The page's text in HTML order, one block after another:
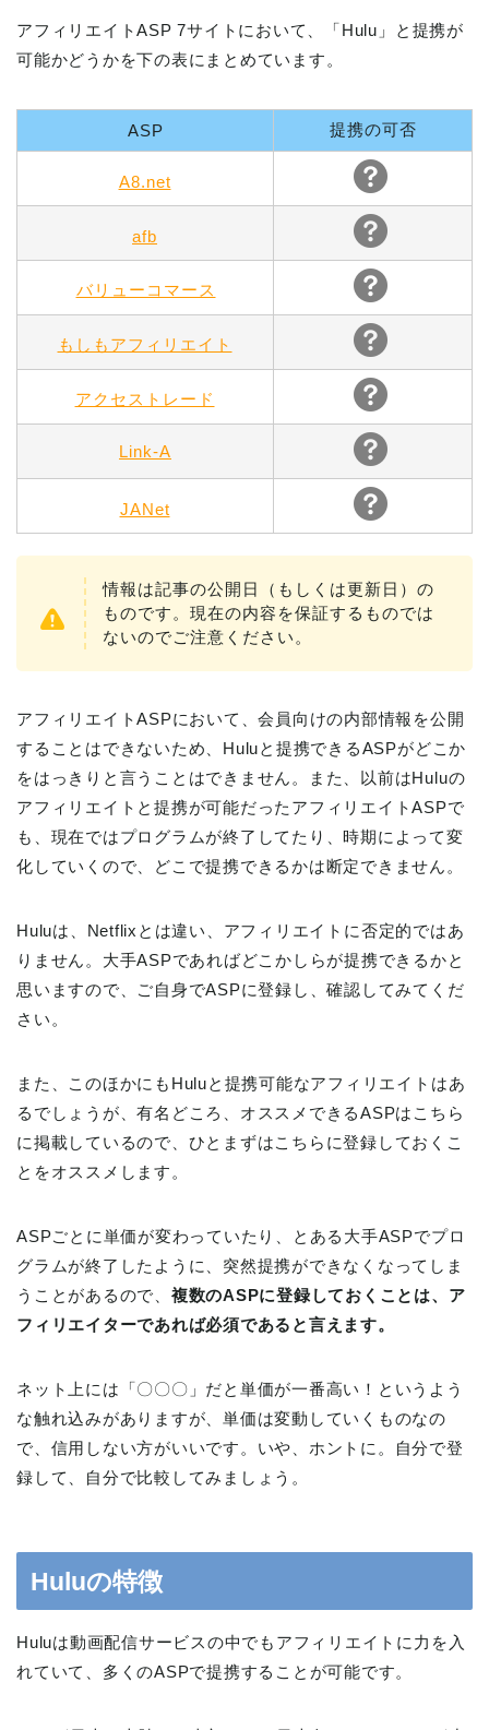
アフィリエイトASP 7サイトにおいて、「Hulu」と提携が
可能かどうかを下の表にまとめています。
ASP 提携の可否
A8.net
afb
バリューコマース
もしもアフィリエイト
アクセストレード
Link-A
JANet
情報は記事の公開日（もしくは更新日）の
ものです。現在の内容を保証するものでは
ないのでご注意ください。
アフィリエイトASPにおいて、会員向けの内部情報を公開
することはできないため、Huluと提携できるASPがどこか
をはっきりと言うことはできません。また、以前はHuluの
アフィリエイトと提携が可能だったアフィリエイトASPで
も、現在ではプログラムが終了してたり、時期によって変
化していくので、どこで提携できるかは断定できません。
Huluは、Netflixとは違い、アフィリエイトに否定的ではあ
りません。大手ASPであればどこかしらが提携できるかと
思いますので、ご自身でASPに登録し、確認してみてくだ
さい。
また、このほかにもHuluと提携可能なアフィリエイトはあ
るでしょうが、有名どころ、オススメできるASPはこちら
に掲載しているので、ひとまずはこちらに登録しておくこ
とをオススメします。
ASPごとに単価が変わっていたり、とある大手ASPでプロ
グラムが終了したように、突然提携ができなくなってしま
うことがあるので、 複数のASPに登録しておくことは、ア
フィリエイターであれば必須であると言えます。
ネット上には「〇〇〇」だと単価が一番高い！というよう
な触れ込みがありますが、単価は変動していくものなの
で、信用しない方がいいです。いや、ホントに。自分で登
録して、自分で比較してみましょう。
Huluの特徴
Huluは動画配信サービスの中でもアフィリエイトに力を入
れていて、多くのASPで提携することが可能です。